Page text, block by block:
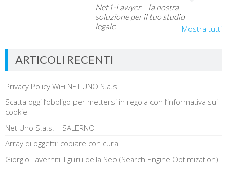
Net1-Lawyer – la nostra
soluzione per il tuo studio
legale
Mostra tutti
ARTICOLI RECENTI
Privacy Policy WiFi NET UNO S.a.s.
Scatta oggi l’obbligo per mettersi in regola con l’informativa sui
cookie
Net Uno S.a.s. – SALERNO –
Array di oggetti: copiare con cura
Giorgio Taverniti il guru della Seo (Search Engine Optimization)